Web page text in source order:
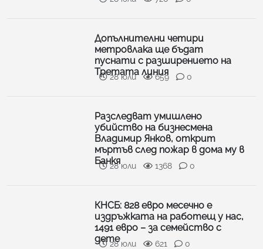
Допълнителни четири
метровлака ще бъдат
пуснати с разширението на
Третата линия
28 юли 659 0
Разследват умишлено
убийство на бизнесмена
Владимир Янков, открит
мъртъв след пожар в дома му в
Банкя28 юли 1368 0
КНСБ: 828 евро месечно е
издръжката на работещ у нас,
1491 евро – за семейство с
дете28 юли 621 0